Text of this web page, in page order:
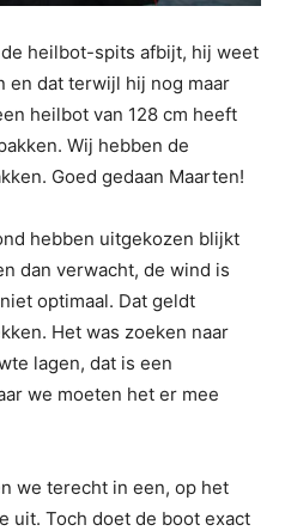
heilbot-spits afbijt, hij weet
en dat terwijl hij nog maar
heilbot van 128 cm heeft
Wij hebben de
Goed gedaan Maarten!
hebben uitgekozen blijkt
dan verwacht, de wind is
optimaal. Dat geldt
Het was zoeken naar
lagen, dat is een
we moeten het er mee
we terecht in een, op het
uit. Toch doet de boot exact